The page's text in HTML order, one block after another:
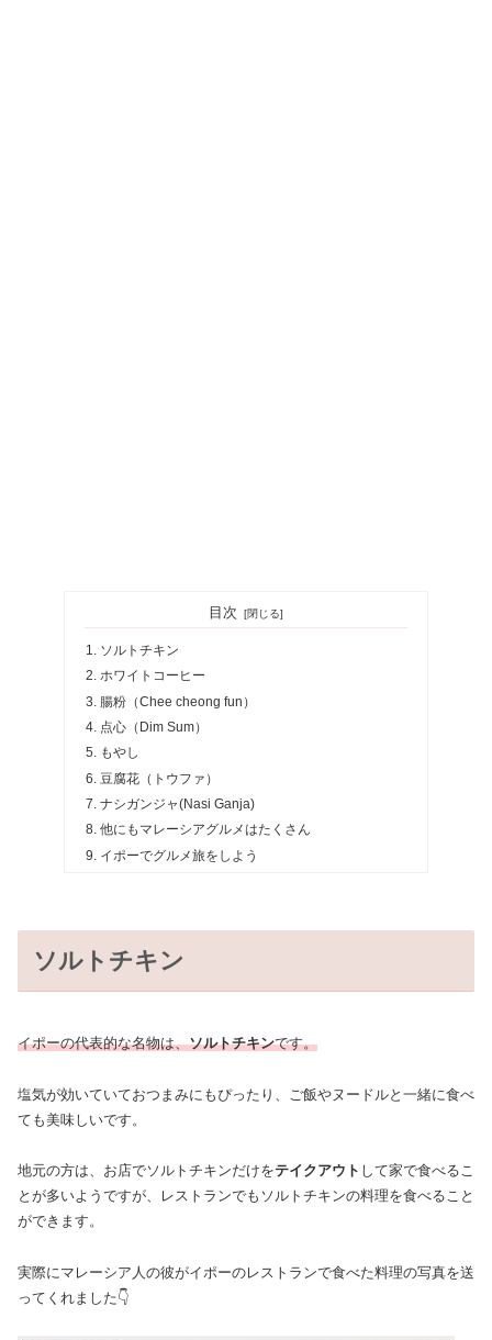
目次
ソルトチキン
ホワイトコーヒー
腸粉（Chee cheong fun）
点心（Dim Sum）
もやし
豆腐花（トウファ）
ナシガンジャ(Nasi Ganja)
他にもマレーシアグルメはたくさん
イポーでグルメ旅をしよう
ソルトチキン
イポーの代表的な名物は、ソルトチキンです。
塩気が効いていておつまみにもぴったり、ご飯やヌードルと一緒に食べ
ても美味しいです。
地元の方は、お店でソルトチキンだけをテイクアウト して家で食べるこ
とが多いようですが、レストランでもソルトチキンの料理を食べること
ができます。
実際にマレーシア人の彼がイポーのレストランで食べた料理の写真を送
ってくれました👇